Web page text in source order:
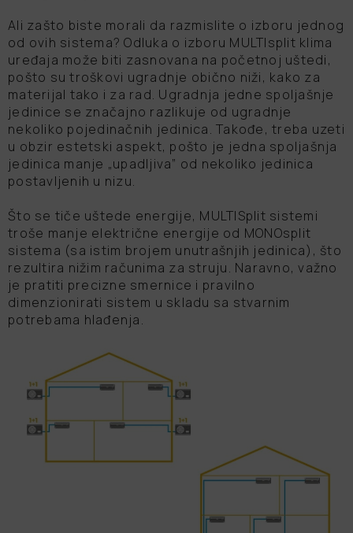
Ali zašto biste morali da razmislite o izboru jednog
od ovih sistema? Odluka o izboru MULTIsplit klima
uređaja može biti zasnovana na početnoj uštedi,
pošto su troškovi ugradnje obično niži, kako za
materijal tako i za rad. Ugradnja jedne spoljašnje
jedinice se značajno razlikuje od ugradnje
nekoliko pojedinačnih jedinica. Takođe, treba uzeti
u obzir estetski aspekt, pošto je jedna spoljašnja
jedinica manje „upadljiva” od nekoliko jedinica
postavljenih u nizu.
Što se tiče uštede energije, MULTISplit sistemi
troše manje električne energije od MONOsplit
sistema (sa istim brojem unutrašnjih jedinica), što
rezultira nižim računima za struju. Naravno, važno
je pratiti precizne smernice i pravilno
dimenzionirati sistem u skladu sa stvarnim
potrebama hlađenja.